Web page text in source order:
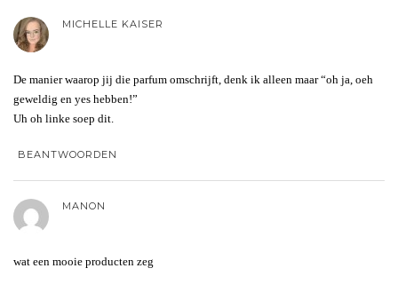
MICHELLE KAISER
De manier waarop jij die parfum omschrijft, denk ik alleen maar “oh ja, oeh
geweldig en yes hebben!”
Uh oh linke soep dit.
BEANTWOORDEN
MANON
wat een mooie producten zeg